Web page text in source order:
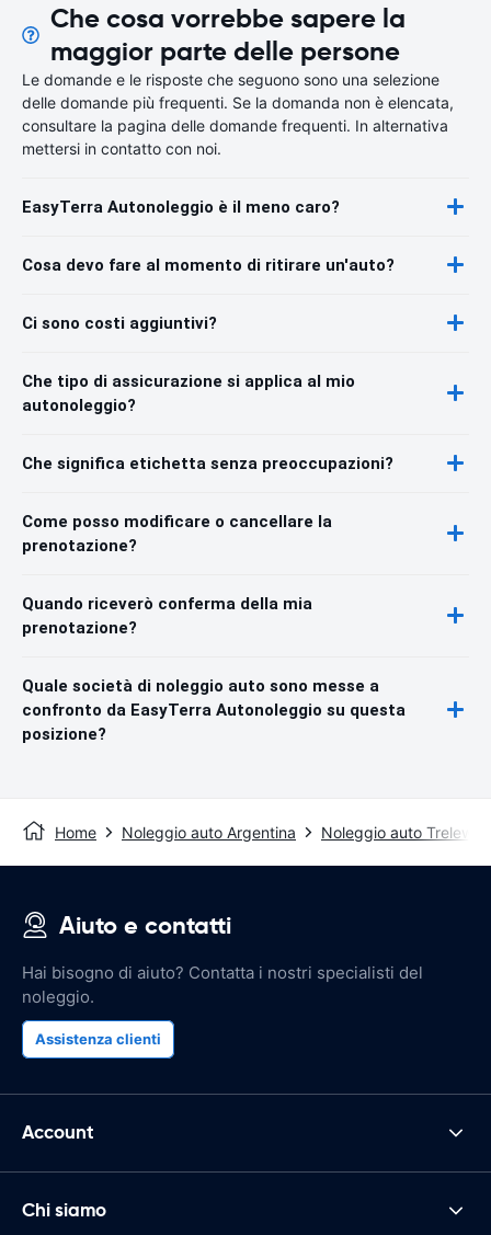
Che cosa vorrebbe sapere la
maggior parte delle persone
Le domande e le risposte che seguono sono una selezione
delle domande più frequenti. Se la domanda non è elencata,
consultare la pagina delle domande frequenti. In alternativa
mettersi in contatto con noi.
EasyTerra Autonoleggio è il meno caro?
Cosa devo fare al momento di ritirare un'auto?
Ci sono costi aggiuntivi?
Che tipo di assicurazione si applica al mio
autonoleggio?
Che significa etichetta senza preoccupazioni?
Come posso modificare o cancellare la
prenotazione?
Quando riceverò conferma della mia
prenotazione?
Quale società di noleggio auto sono messe a
confronto da EasyTerra Autonoleggio su questa
posizione?
Home Noleggio auto Argentina Noleggio auto Trelew
Aiuto e contatti
Hai bisogno di aiuto? Contatta i nostri specialisti del
noleggio.
Assistenza clienti
Account
Chi siamo